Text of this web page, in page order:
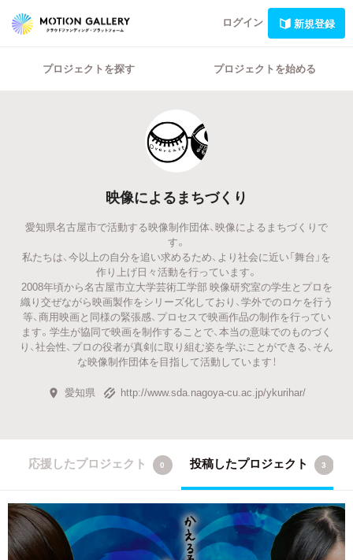
ログイン 新規登録
プロジェクトを探す プロジェクトを始める
映像によるまちづくり
愛知県名古屋市で活動する映像制作団体、映像によるまちづくりで
す。
私たちは、今以上の自分を追い求めるため、より社会に近い「舞台」を
作り上げ日々活動を行っています。
2008年頃から名古屋市立大学芸術工学部 映像研究室の学生とプロを
織り交ぜながら映画製作をシリーズ化しており、学外でのロケを行う
等、商用映画と同様の緊張感、プロセスで映画作品の制作を行ってい
ます。学生が協同で映画を制作することで、本当の意味でのものづく
り、社会性、プロの役者が真剣に取り組む姿を学ぶことができる、そん
な映像制作団体を目指して活動しています！
愛知県 http://www.sda.nagoya-cu.ac.jp/ykurihar/
応援したプロジェクト 0 投稿したプロジェクト 3